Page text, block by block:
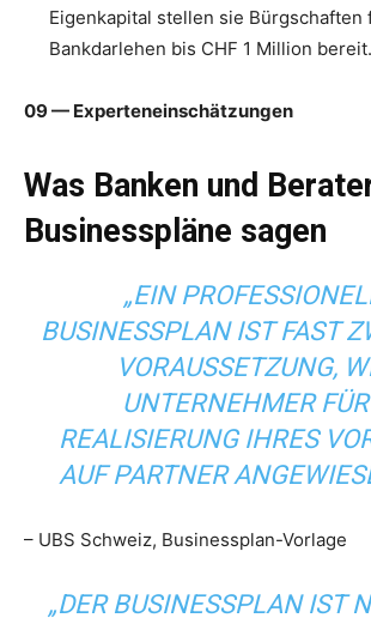
Eigenkapital stellen sie Bürgschaften
Bankdarlehen bis CHF 1 Million bereit.
09 — Experteneinschätzungen
Was Banken und
Businesspläne sagen
„EIN
BUSINESSPLAN IST FAST
VORAUSSETZUNG,
UNTERNEHMER
REALISIERUNG IHRES
AUF PARTNER
– UBS Schweiz, Businessplan-Vorlage
„DER BUSINESSPLAN IST